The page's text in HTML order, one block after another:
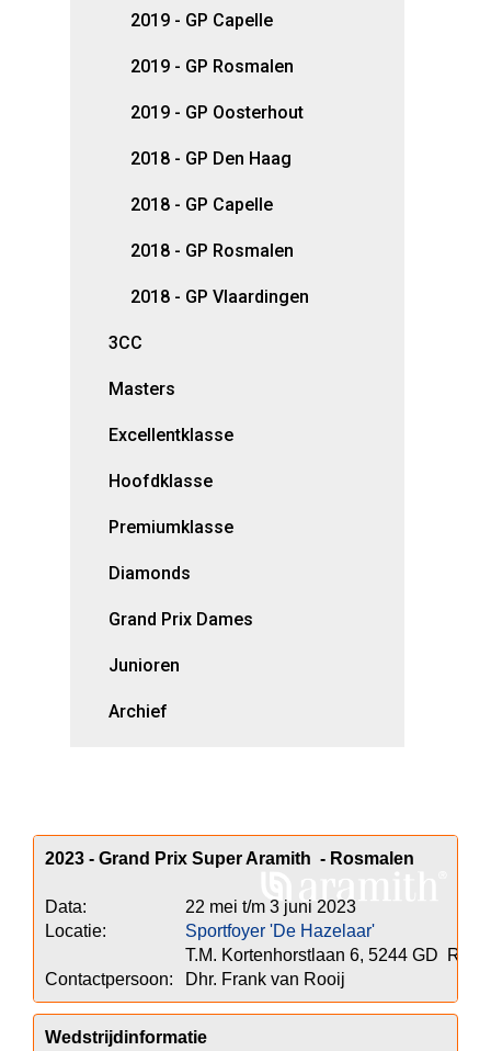
2019 - GP Capelle
2019 - GP Rosmalen
2019 - GP Oosterhout
2018 - GP Den Haag
2018 - GP Capelle
2018 - GP Rosmalen
2018 - GP Vlaardingen
3CC
Masters
Excellentklasse
Hoofdklasse
Premiumklasse
Diamonds
Grand Prix Dames
Junioren
Archief
2023 - Grand Prix Super Aramith  - Rosmalen
Data:			22 mei t/m 3 juni 2023
Sportfoyer 'De Hazelaar'
Wedstrijdinformatie